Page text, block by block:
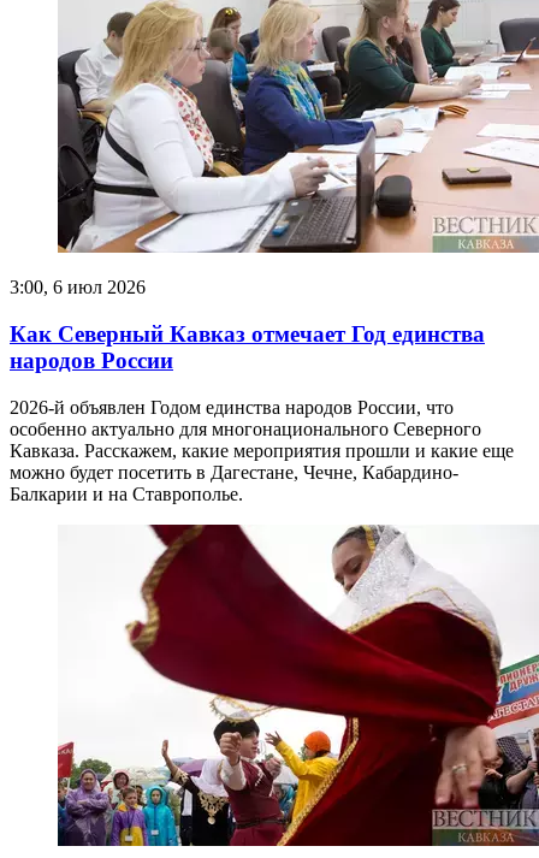
3:00, 6 июл 2026
Как Северный Кавказ отмечает Год единства
народов России
2026-й объявлен Годом единства народов России, что
особенно актуально для многонационального Северного
Кавказа. Расскажем, какие мероприятия прошли и какие еще
можно будет посетить в Дагестане, Чечне, Кабардино-
Балкарии и на Ставрополье.